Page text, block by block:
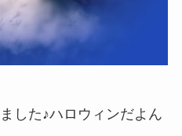
した♪ハロウィンだよん